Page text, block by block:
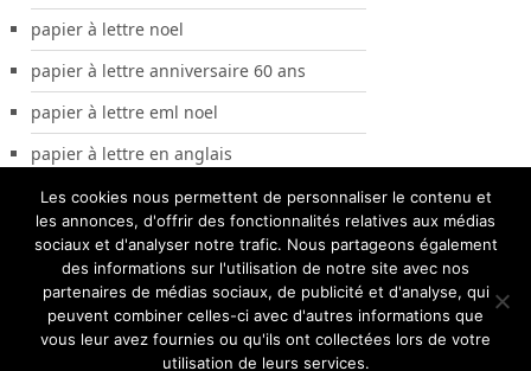
papier à lettre noel
papier à lettre anniversaire 60 ans
papier à lettre eml noel
papier à lettre en anglais
Les cookies nous permettent de personnaliser le contenu et
les annonces, d'offrir des fonctionnalités relatives aux médias
sociaux et d'analyser notre trafic. Nous partageons également
des informations sur l'utilisation de notre site avec nos
partenaires de médias sociaux, de publicité et d'analyse, qui
peuvent combiner celles-ci avec d'autres informations que
vous leur avez fournies ou qu'ils ont collectées lors de votre
utilisation de leurs services.